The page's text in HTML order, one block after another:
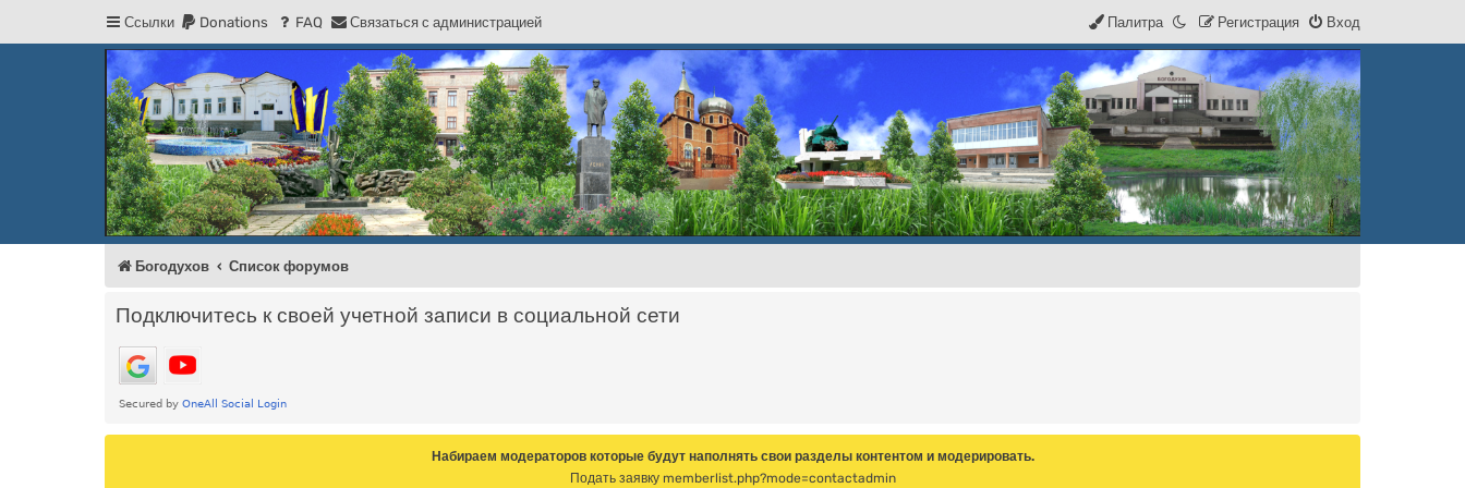
Ссылки Donations FAQ Связаться с администрацией Вход
Регистрация
Палитра
Регистрация
Форум Богодухова
Богодухов
Богодухов Список форумов
Подключитесь к своей учетной записи в социальной сети
Набираем модераторов которые будут наполнять свои разделы контентом и модерировать.
Подать заявку memberlist.php?mode=contactadmin